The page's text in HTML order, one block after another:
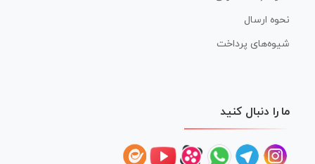
نحوه ارسال
شیوه‌های پرداخت
ما را دنبال کنید